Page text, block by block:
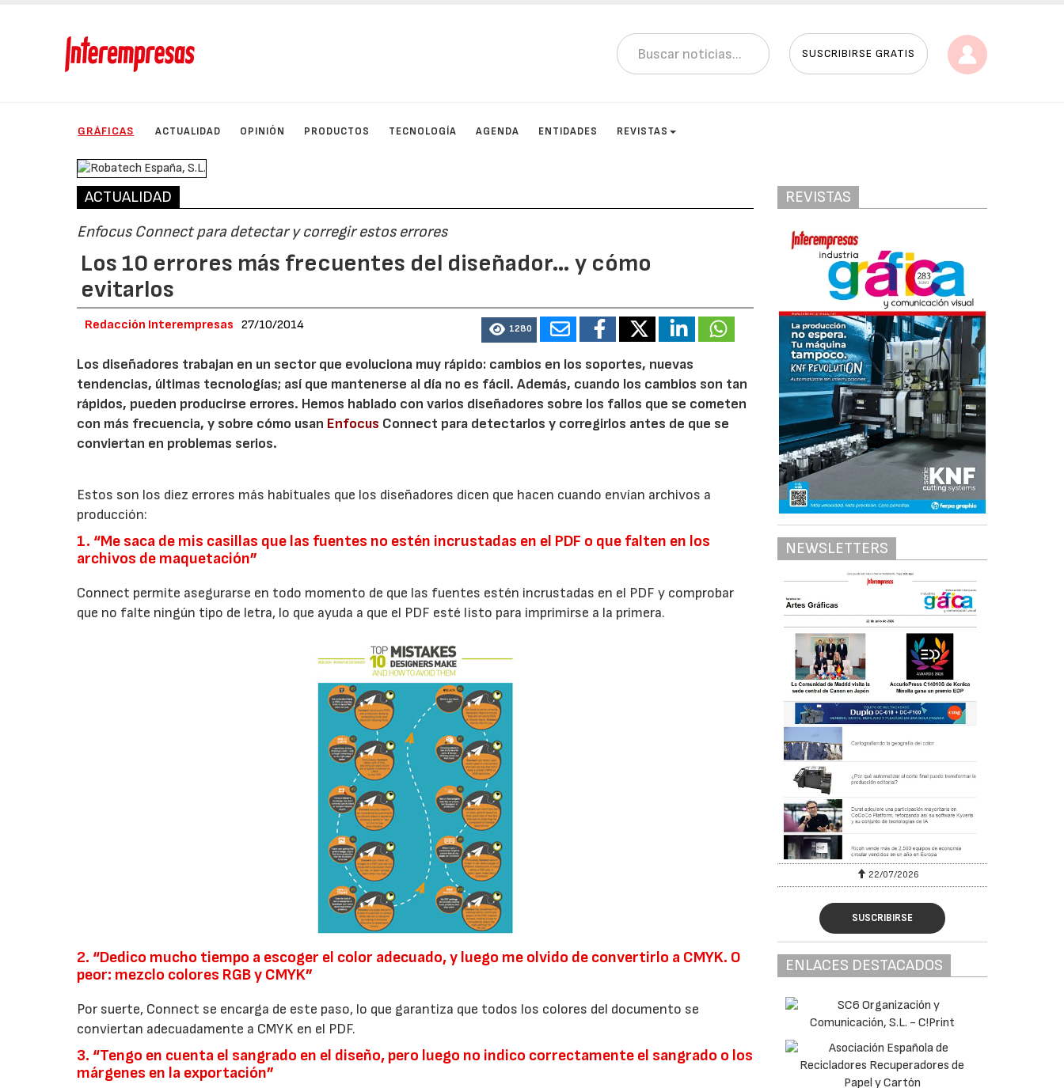
SUSCRIBIRSE GRATIS
GRÁFICAS ACTUALIDAD OPINIÓN PRODUCTOS TECNOLOGÍA AGENDA ENTIDADES REVISTAS
ACTUALIDAD
Enfocus Connect para detectar y corregir estos errores
Los 10 errores más frecuentes del diseñador… y cómo
evitarlos
Redacción Interempresas 27/10/2014 1280
Los diseñadores trabajan en un sector que evoluciona muy rápido: cambios en los soportes, nuevas
tendencias, últimas tecnologías; así que mantenerse al día no es fácil. Además, cuando los cambios son tan
rápidos, pueden producirse errores. Hemos hablado con varios diseñadores sobre los fallos que se cometen
con más frecuencia, y sobre cómo usan Enfocus Connect para detectarlos y corregirlos antes de que se
conviertan en problemas serios.
Estos son los diez errores más habituales que los diseñadores dicen que hacen cuando envían archivos a
producción:
1. “Me saca de mis casillas que las fuentes no estén incrustadas en el PDF o que falten en los
archivos de maquetación”
Connect permite asegurarse en todo momento de que las fuentes estén incrustadas en el PDF y comprobar
que no falte ningún tipo de letra, lo que ayuda a que el PDF esté listo para imprimirse a la primera.
2. “Dedico mucho tiempo a escoger el color adecuado, y luego me olvido de convertirlo a CMYK. O
peor: mezclo colores RGB y CMYK”
Por suerte, Connect se encarga de este paso, lo que garantiza que todos los colores del documento se
conviertan adecuadamente a CMYK en el PDF.
3. “Tengo en cuenta el sangrado en el diseño, pero luego no indico correctamente el sangrado o los
márgenes en la exportación”
REVISTAS
NEWSLETTERS
22/07/2026 22/07/2026
SUSCRIBIRSE
ENLACES DESTACADOS